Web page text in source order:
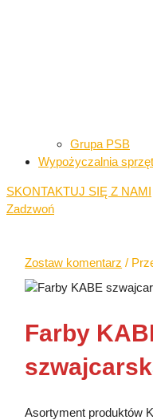
Grupa PSB
Wypożyczalnia
SKONTAKTUJ SIĘ Z NAMI
Zadzwoń
Zostaw komentarz /
Farby
Asortyment produktów